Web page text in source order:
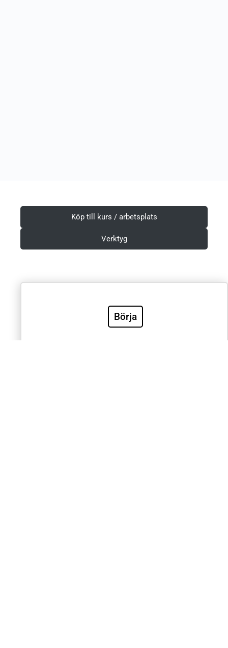
Köp till kurs / arbetsplats
Verktyg
Börja